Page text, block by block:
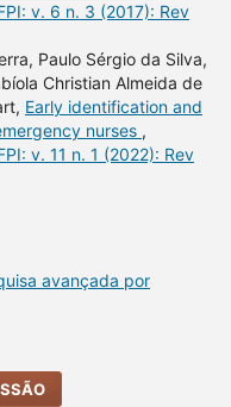
v. 6 n. 3 (2017): Rev
Paulo Sérgio da Silva,
Christian Almeida de
Early identification and
nurses ,
v. 11 n. 1 (2022): Rev
avançada por